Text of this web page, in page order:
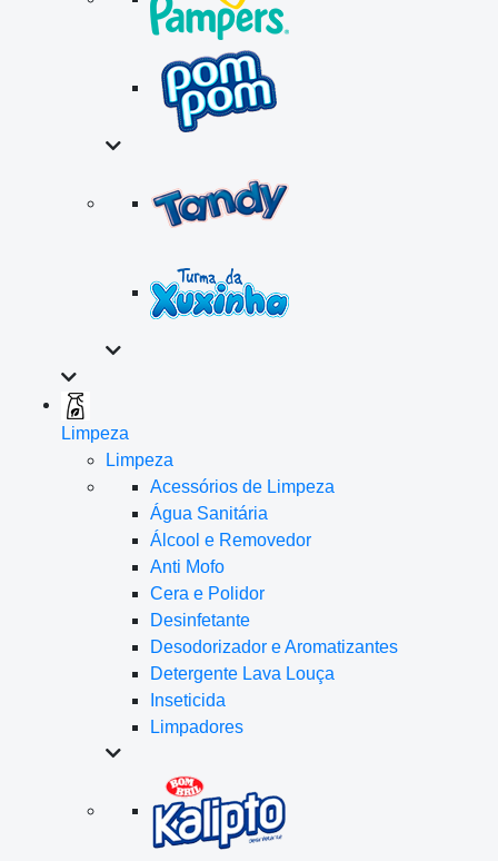
Limpeza
Limpeza
Acessórios de Limpeza
Água Sanitária
Álcool e Removedor
Anti Mofo
Cera e Polidor
Desinfetante
Desodorizador e Aromatizantes
Detergente Lava Louça
Inseticida
Limpadores